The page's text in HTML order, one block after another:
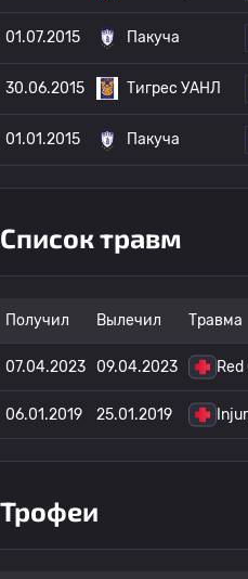
01.07.2015 Пакуча
30.06.2015 Тигрес УАНЛ
01.01.2015 Пакуча
Список травм
Получил Вылечил Травма
07.04.2023 09.04.2023 Red
06.01.2019 25.01.2019
Трофеи